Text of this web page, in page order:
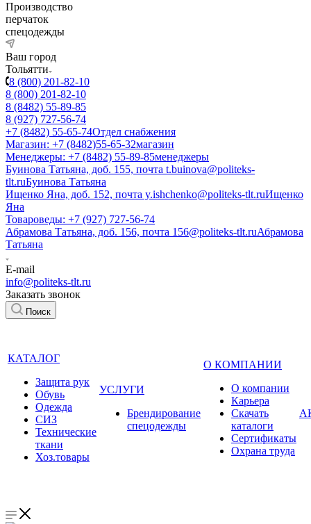
Производство
перчаток
спецодежды
Ваш город
Тольятти
8 (800) 201-82-10
8 (800) 201-82-10
8 (8482) 55-89-85
8 (927) 727-56-74
+7 (8482) 55-65-74Отдел снабжения
Магазин: +7 (8482)55-65-32магазин
Менеджеры: +7 (8482) 55-89-85менеджеры
Буинова Татьяна, доб. 155, почта t.buinova@politeks-
tlt.ruБуинова Татьяна
Ищенко Яна, доб. 152, почта y.ishchenko@politeks-tlt.ruИщенко
Яна
Товароведы: +7 (927) 727-56-74
Абрамова Татьяна, доб. 156, почта 156@politeks-tlt.ruАбрамова
Татьяна
E-mail
info@politeks-tlt.ru
Заказать звонок
Поиск
КАТАЛОГ
Защита рук
Обувь
Одежда
СИЗ
Технические
ткани
Хоз.товары
УСЛУГИ
Брендирование
спецодежды
О КОМПАНИИ
О компании
Карьера
Cкачать
каталоги
Сертификаты
Охрана труда